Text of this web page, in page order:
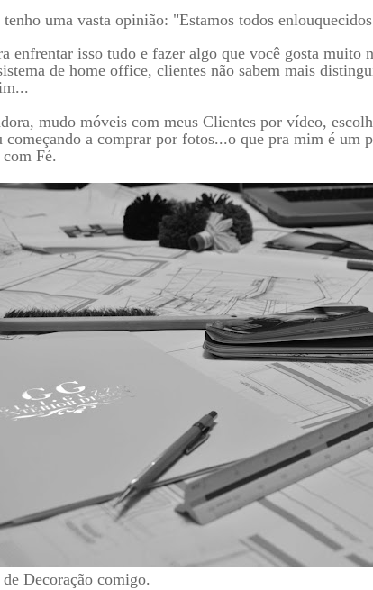
uma vasta opinião: "Estamos todos
enfrentar isso tudo e fazer algo que você gosta muito
de home office, clientes não sabem mais
mudo móveis com meus Clientes por vídeo,
começando a comprar por fotos...o que pra mim é um
Fé.
Decoração comigo.